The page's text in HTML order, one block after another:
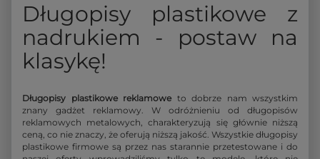
Długopisy plastikowe z
nadrukiem - postaw na
klasykę!
Długopisy plastikowe reklamowe to dobrze nam wszystkim
znany gadżet reklamowy. W odróżnieniu od długopisów
reklamowych metalowych, charakteryzują się głównie niższą
ceną, co nie znaczy, że oferują niższą jakość. Wszystkie długopisy
plastikowe firmowe są przez nas starannie przetestowane i do